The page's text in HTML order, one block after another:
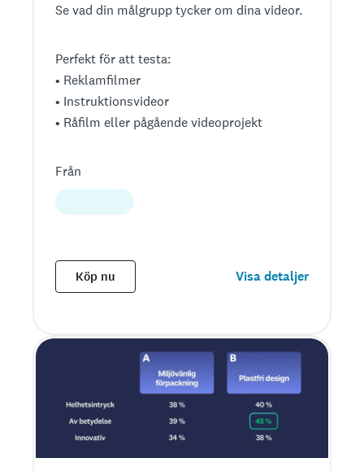
Se vad din målgrupp tycker om dina videor.
Perfekt för att testa:
• Reklamfilmer
• Instruktionsvideor
• Råfilm eller pågående videoprojekt
Från
Köp nu Visa detaljer